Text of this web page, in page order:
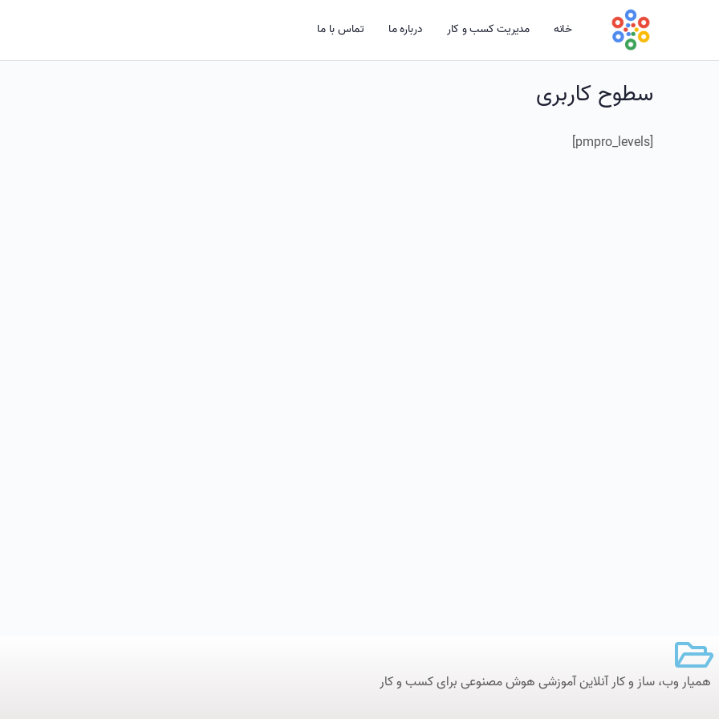
خانه مدیریت کسب و کار درباره ما تماس با ما
سطوح کاربری
[pmpro_levels]
همیار وب، ساز و کار آنلاین‌ آموزشی هوش مصنوعی برای کسب و کار